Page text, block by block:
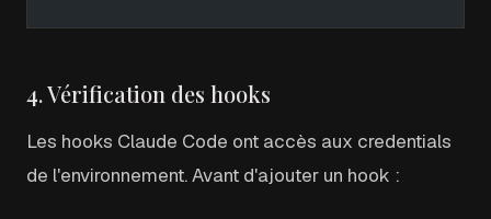
4. Vérification des hooks
Les hooks Claude Code ont accès aux credentials
de l'environnement. Avant d'ajouter un hook :